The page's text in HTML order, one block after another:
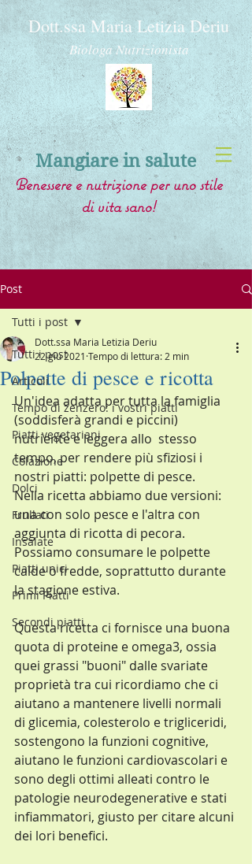
Dott.ssa Maria Letizia Deriu
Biologa Nutrizionista
Mangiare in salute
Benessere e nutrizione per uno stile
di vita sano!
Post
Tutti i post
Articoli
Tempo di zenzero: i vostri piatti
Piatti vegetariani
Colazione
Dolci
Frullati
Insalate
Piatti unici
Primi Piatti
Secondi piatti
Tutti i post
Polpette di pesce e ricotta
Dott.ssa Maria Letizia Deriu
22 giu 2021 Tempo di lettura: 2 min
Un'idea adatta per tutta la famiglia
(soddisferà grandi e piccini)
nutriente e leggera allo  stesso
tempo, per rendere più sfiziosi i
nostri piatti: polpette di pesce.
Nella ricetta abbiamo due versioni:
una con solo pesce e l'altra con
aggiunta di ricotta di pecora.
Possiamo consumare le polpette
calde o fredde, soprattutto durante
la stagione estiva.
Questa ricetta ci fornisce una buona
quota di proteine e omega3, ossia
quei grassi "buoni" dalle svariate
proprietà tra cui ricordiamo che ci
aiutano a mantenere livelli normali
di glicemia, colesterolo e trigliceridi,
sostengono la funzioni cognitive,
aiutano le funzioni cardiovascolari e
sono degli ottimi alleati contro le
patologie neurodegenerative e stati
infiammatori, giusto per citare alcuni
dei lori benefici.